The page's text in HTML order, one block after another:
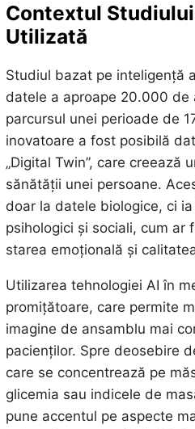
Contextul
Utilizată
Studiul bazat pe inteligență
datele a aproape 20.000 de
parcursul unei perioade de
inovatoare a fost posibilă
„Digital Twin”, care creează
sănătății unei persoane.
doar la datele biologice, ci
psihologici și sociali, cum ar
starea emoțională și
Utilizarea tehnologiei AI în
promițătoare, care permite
imagine de ansamblu mai
pacienților. Spre deosebire
care se concentrează pe
glicemia sau indicele de
pune accentul pe aspecte